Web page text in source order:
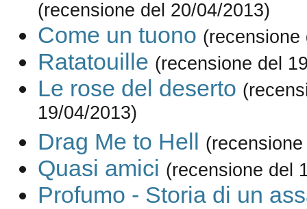
(recensione del 20/04/2013)
Come un tuono (recensione
Ratatouille (recensione del
Le rose del deserto
19/04/2013)
Drag Me to Hell
Quasi amici (recensione del
Profumo - Storia di un